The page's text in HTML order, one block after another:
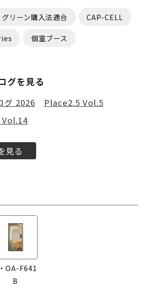
グリーン購入法適合 CAP-CELL
個室ブース
グを見る
グ 2026
Place2.5 Vol.5
Vol.14
見る
OA-F641
B